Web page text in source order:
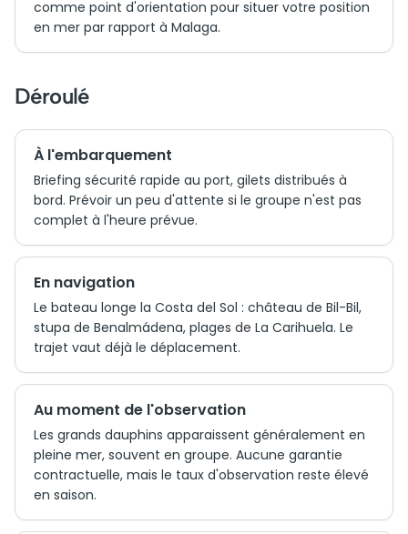
comme point d'orientation pour situer votre position
en mer par rapport à Malaga.
Déroulé
À l'embarquement
Briefing sécurité rapide au port, gilets distribués à
bord. Prévoir un peu d'attente si le groupe n'est pas
complet à l'heure prévue.
En navigation
Le bateau longe la Costa del Sol : château de Bil-Bil,
stupa de Benalmádena, plages de La Carihuela. Le
trajet vaut déjà le déplacement.
Au moment de l'observation
Les grands dauphins apparaissent généralement en
pleine mer, souvent en groupe. Aucune garantie
contractuelle, mais le taux d'observation reste élevé
en saison.